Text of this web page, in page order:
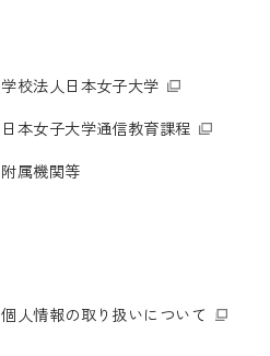
学校法人日本女子大学
日本女子大学通信教育課程
附属機関等
個人情報の取り扱いについて